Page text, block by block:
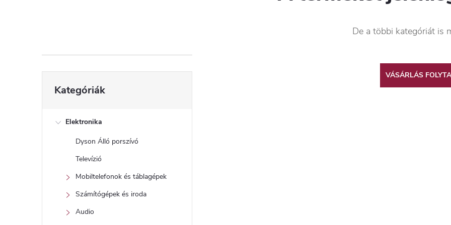
l
sátugrása
Kategóriák
Elektronika
Dyson Álló porszívó
Televízió
Mobiltelefonok és táblagépek
Számítógépek és iroda
Audio
De a többi kategóriát is
VÁSÁRLÁS